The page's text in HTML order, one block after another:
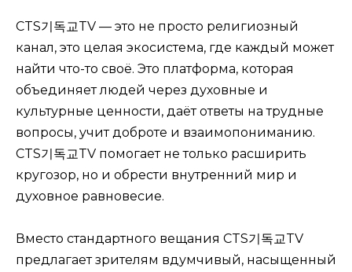
CTS기독교TV — это не просто религиозный
канал, это целая экосистема, где каждый может
найти что-то своё. Это платформа, которая
объединяет людей через духовные и
культурные ценности, даёт ответы на трудные
вопросы, учит доброте и взаимопониманию.
CTS기독교TV помогает не только расширить
кругозор, но и обрести внутренний мир и
духовное равновесие.
Вместо стандартного вещания CTS기독교TV
предлагает зрителям вдумчивый, насыщенный